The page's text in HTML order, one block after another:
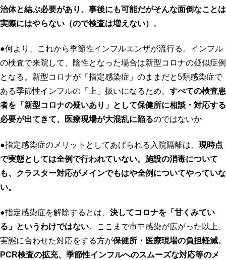
治体と結ぶ必要があり、事後にも可能だがそんな面倒なことは
実際にはやらない（ので検査は増えない）
。
●何より、これから季節性インフルエンザが流行る。インフル
の検査で来院して、陰性となった場合は新型コロナの疑似症例
となる。新型コロナが「指定感染症」のままだと5類感染症で
ある季節性インフルの「上」扱いになるため、 すべての検査患
者を「新型コロナの疑いあり」として保健所に相談・対応する
必要が出てきて、医療現場が大混乱に陥るのではないか
●指定感染症のメリットとしてあげられる入院隔離は、 現時点
で実態としては全例で行われていない。施設の消毒について
も、クラスター対応がメインでもはや全例についてやっていな
い。
●指定感染症を解除するとは、 決してコロナを「甘くみてい
る」というわけではない。ここまで市中感染が広がった以上、
実態に合わせた対応をする方が保健所・医療現場の負担軽減、
PCR検査の拡充、季節性インフルへのスムーズな対応等のメ